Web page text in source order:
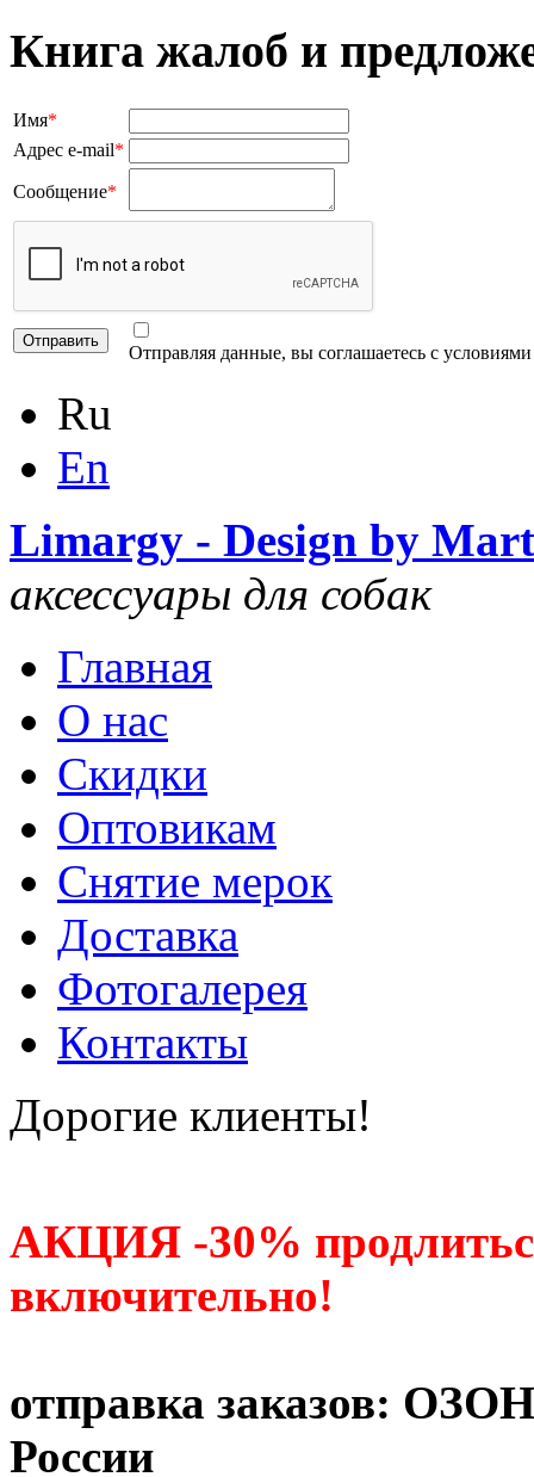
Книга жалоб и
Имя*
Адрес e-mail*
Сообщение*
Отправляя данные, вы соглашаетесь с
Ru
En
Limargy - Design by
аксессуары для собак
Главная
О нас
Скидки
Оптовикам
Снятие мерок
Доставка
Фотогалерея
Контакты
Дорогие клиенты!
АКЦИЯ -30%
включительно!
отправка заказов:
России